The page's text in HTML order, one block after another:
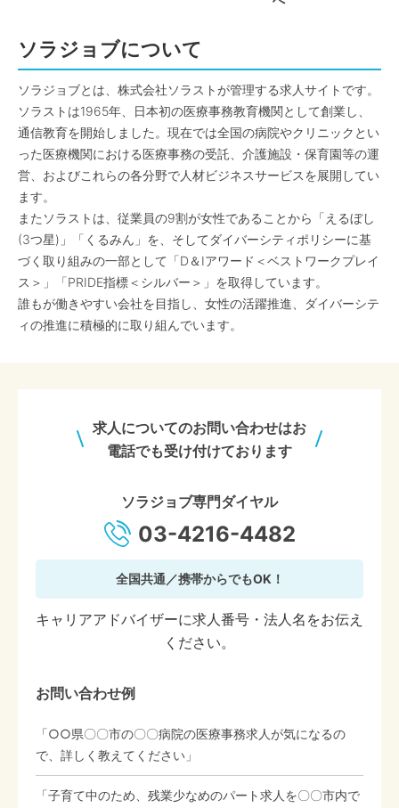
ソラジョブについて
ソラジョブとは、株式会社ソラストが管理する求人サイトです。
ソラストは1965年、日本初の医療事務教育機関として創業し、
通信教育を開始しました。現在では全国の病院やクリニックとい
った医療機関における医療事務の受託、介護施設・保育園等の運
営、およびこれらの各分野で人材ビジネスサービスを展開してい
ます。
またソラストは、従業員の9割が女性であることから「えるぼし
(3つ星)」「くるみん」を、そしてダイバーシティポリシーに基
づく取り組みの一部として「D＆Iアワード＜ベストワークプレイ
ス＞」「PRIDE指標＜シルバー＞」を取得しています。
誰もが働きやすい会社を目指し、女性の活躍推進、ダイバーシテ
ィの推進に積極的に取り組んでいます。
求人についてのお問い合わせはお
電話でも受け付けております
ソラジョブ専門ダイヤル
03-4216-4482
全国共通／携帯からでもOK！
キャリアアドバイザーに求人番号・法人名をお伝え
ください。
お問い合わせ例
「○○県〇〇市の〇〇病院の医療事務求人が気になるの
で、詳しく教えてください」
「子育て中のため、残業少なめのパート求人を〇〇市内で